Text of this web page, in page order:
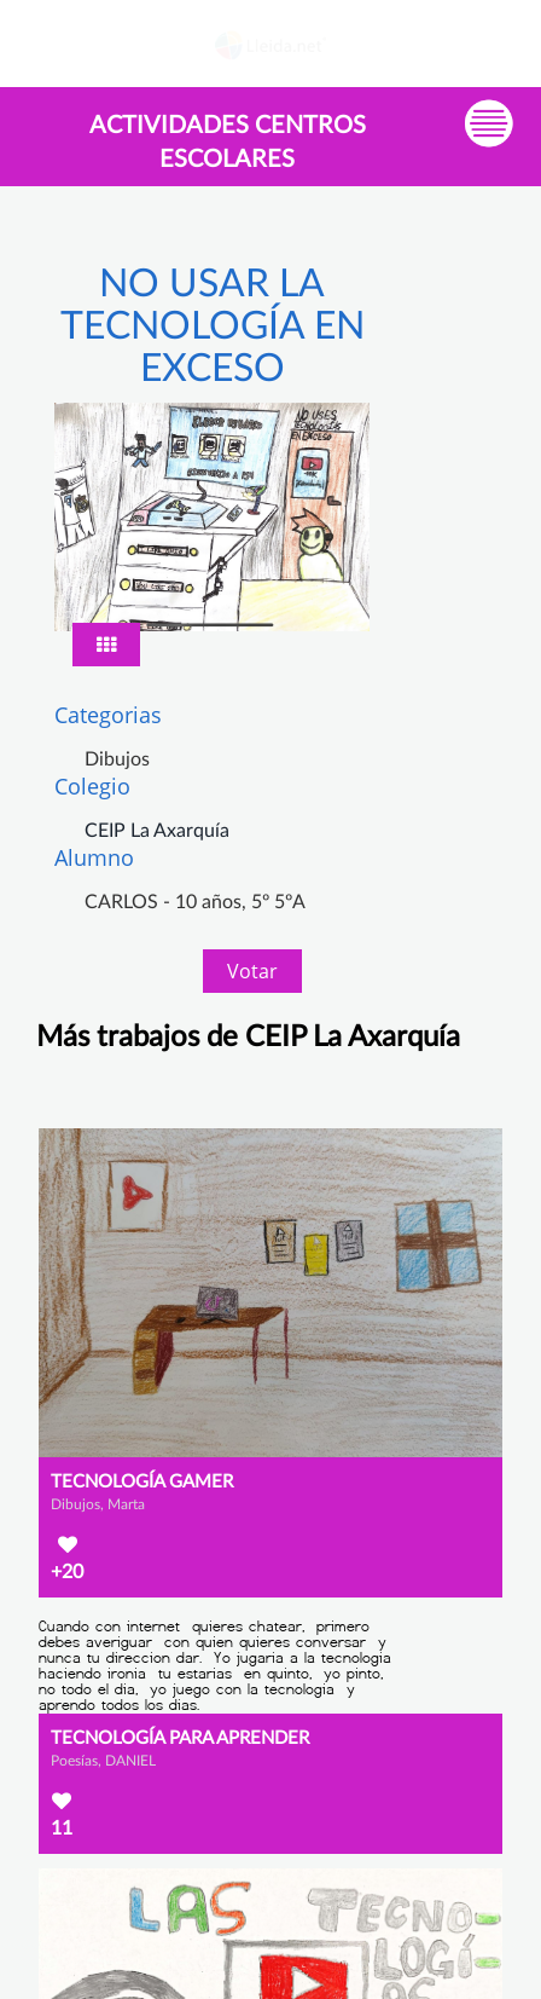
ACTIVIDADES CENTROS
ESCOLARES
NO USAR LA
TECNOLOGÍA EN
EXCESO
Categorias
Dibujos
Colegio
CEIP La Axarquía
Alumno
CARLOS - 10 años, 5º 5ºA
Votar
Más trabajos de CEIP La Axarquía
TECNOLOGÍA GAMER
Dibujos, Marta
+20
TECNOLOGÍA PARA APRENDER
Poesías, DANIEL
11